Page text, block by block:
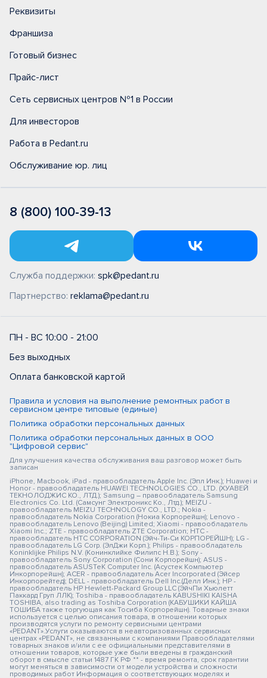
Реквизиты
Франшиза
Готовый бизнес
Прайс-лист
Сеть сервисных центров №1 в России
Для инвесторов
Работа в Pedant.ru
Обслуживание юр. лиц
8 (800) 100-39-13
Служба поддержки: spk@pedant.ru
Партнерство: reklama@pedant.ru
ПН - ВС 10:00 - 21:00
Без выходных
Оплата банковской картой
Правила и условия на выполнение ремонтных работ в
сервисном центре типовые (единые)
Политика обработки персональных данных
Политика обработки персональных данных в ООО
"Цифровой сервис"
Для улучшения качества обслуживания ваш разговор может быть
записан
iPhone, Macbook, iPad - правообладатель Apple Inc. (Эпл Инк.); Huawei и
Honor - правообладатель HUAWEI TECHNOLOGIES CO., LTD. (ХУАВЕЙ
ТЕКНОЛОДЖИС КО., ЛТД.); Samsung – правообладатель Samsung
Electronics Co. Ltd. (Самсунг Электроникс Ко., Лтд.); MEIZU -
правообладатель MEIZU TECHNOLOGY CO., LTD.; Nokia -
правообладатель Nokia Corporation (Нокиа Корпорейшн); Lenovo -
правообладатель Lenovo (Beijing) Limited; Xiaomi - правообладатель
Xiaomi Inc.; ZTE - правообладатель ZTE Corporation; HTC -
правообладатель HTC CORPORATION (Эйч-Ти-Си КОРПОРЕЙШН); LG -
правообладатель LG Corp. (ЭлДжи Корп.); Philips - правообладатель
Koninklijke Philips N.V. (Конинклийке Филипс Н.В.); Sony -
правообладатель Sony Corporation (Сони Корпорейшн); ASUS -
правообладатель ASUSTeK Computer Inc. (Асустек Компьютер
Инкорпорейшн); ACER - правообладатель Acer Incorporated (Эйсер
Инкорпорейтед); DELL - правообладатель Dell Inc.(Делл Инк.); HP -
правообладатель HP Hewlett-Packard Group LLC (ЭйчПи Хьюлетт
Паккард Груп ЛЛК); Toshiba - правообладатель KABUSHIKI KAISHA
TOSHIBA, also trading as Toshiba Corporation (КАБУШИКИ КАЙША
ТОШИБА также торгующая как Тосиба Корпорейшн). Товарные знаки
используется с целью описания товара, в отношении которых
производятся услуги по ремонту сервисными центрами
«PEDANT».Услуги оказываются в неавторизованных сервисных
центрах «PEDANT», не связанными с компаниями Правообладателями
товарных знаков и/или с ее официальными представителями в
отношении товаров, которые уже были введены в гражданский
оборот в смысле статьи 1487 ГК РФ ** - время ремонта, срок гарантии
могут меняться в зависимости от модели устройства и сложности
проводимых работ Информация о соответствующих моделях и